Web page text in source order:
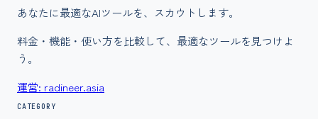
あなたに最適なAIツールを、スカウトします。
料金・機能・使い方を比較して、最適なツールを見つけよ
う。
運営: radineer.asia
CATEGORY